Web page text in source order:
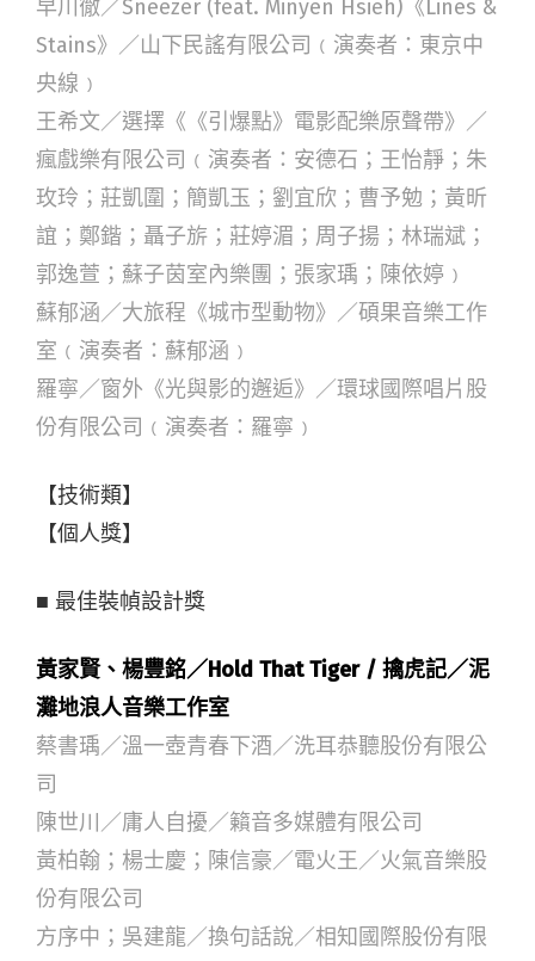
早川徹／Sneezer (feat. Minyen Hsieh)《Lines &
Stains》／山下民謠有限公司﹙演奏者：東京中
央線﹚
王希文／選擇《《引爆點》電影配樂原聲帶》／
瘋戲樂有限公司﹙演奏者：安德石；王怡靜；朱
玫玲；莊凱圍；簡凱玉；劉宜欣；曹予勉；黃昕
誼；鄭鍇；聶子旂；莊婷湄；周子揚；林瑞斌；
郭逸萱；蘇子茵室內樂團；張家瑀；陳依婷﹚
蘇郁涵／大旅程《城市型動物》／碩果音樂工作
室﹙演奏者：蘇郁涵﹚
羅寧／窗外《光與影的邂逅》／環球國際唱片股
份有限公司﹙演奏者：羅寧﹚
【技術類】
【個人獎】
■ 最佳裝幀設計獎
黃家賢、楊豐銘／Hold That Tiger / 擒虎記／泥
灘地浪人音樂工作室
蔡書瑀／溫一壺青春下酒／洗耳恭聽股份有限公
司
陳世川／庸人自擾／籟音多媒體有限公司
黃柏翰；楊士慶；陳信豪／電火王／火氣音樂股
份有限公司
方序中；吳建龍／換句話說／相知國際股份有限